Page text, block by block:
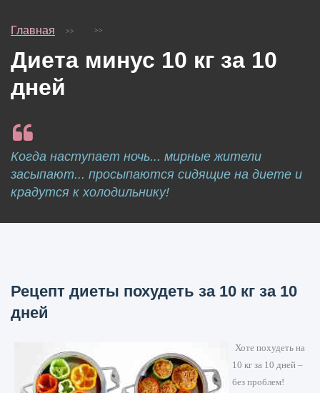
Главная
Диета минус 10 кг за 10
дней
Когда наступает ночь... мирные жители
засыпают... просыпаются сидящие на диете и
крадутся к холодильнику!
Рецепт диеты похудеть за 10 кг за 10
дней
Хоте похудеть на
10 кг за 10 дней –
без проблем!